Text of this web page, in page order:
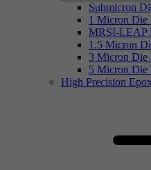
Submicron
1 Micron Die
MRSI-LEAP
1.5 Micron
3 Micron Die
5 Micron Die
High Precision